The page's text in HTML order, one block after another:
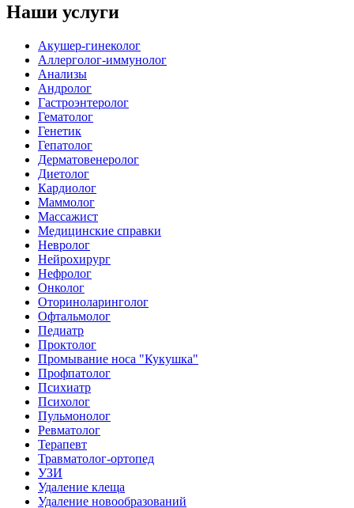
Наши услуги
Акушер-гинеколог
Аллерголог-иммунолог
Анализы
Андролог
Гастроэнтеролог
Гематолог
Генетик
Гепатолог
Дерматовенеролог
Диетолог
Кардиолог
Маммолог
Массажист
Медицинские справки
Невролог
Нейрохирург
Нефролог
Онколог
Оториноларинголог
Офтальмолог
Педиатр
Проктолог
Промывание носа "Кукушка"
Профпатолог
Психиатр
Психолог
Пульмонолог
Ревматолог
Терапевт
Травматолог-ортопед
УЗИ
Удаление клеща
Удаление новообразований